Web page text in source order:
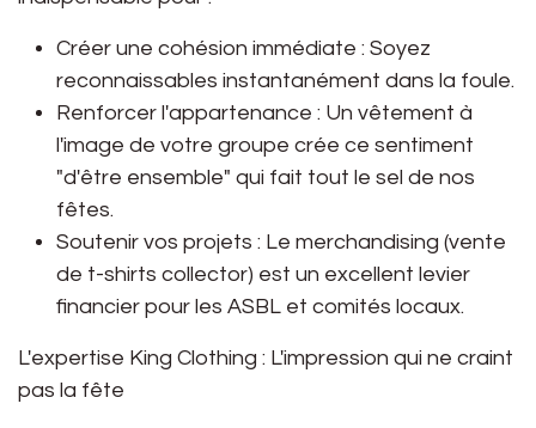
Créer une cohésion immédiate : Soyez
reconnaissables instantanément dans la foule.
Renforcer l'appartenance : Un vêtement à
l'image de votre groupe crée ce sentiment
"d'être ensemble" qui fait tout le sel de nos
fêtes.
Soutenir vos projets : Le merchandising (vente
de t-shirts collector) est un excellent levier
financier pour les ASBL et comités locaux.
L'expertise King Clothing : L'impression qui ne craint
pas la fête